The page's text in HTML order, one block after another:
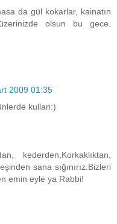
da gül kokarlar, kainatın
olsun bu gece.
2009 01:35
kullan:)
kederden,Korkaklıktan,
sana sığınırız.Bizleri
emin eyle ya Rabbi!